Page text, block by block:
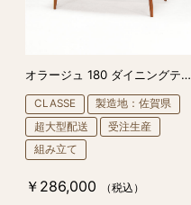
オラージュ 180 ダイニングテーブル
CLASSE
製造地：佐賀県
超大型配送
受注生産
組み立て
￥286,000 （税込）